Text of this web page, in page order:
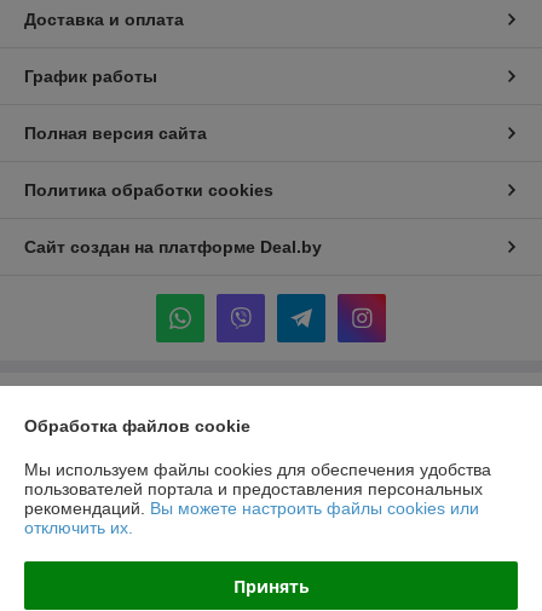
Доставка и оплата
График работы
Полная версия сайта
Политика обработки cookies
Сайт создан на платформе Deal.by
г. Минск ул. Прушинских дом 6 , кв 133
Регистрационный номер ЕГР: 193513378
Регистрационный орган: Минский горисполком
Обработка файлов cookie
Мы используем файлы cookies для обеспечения удобства
пользователей портала и предоставления персональных
рекомендаций. Вы можете настроить файлы cookies или
отключить их.
Принять